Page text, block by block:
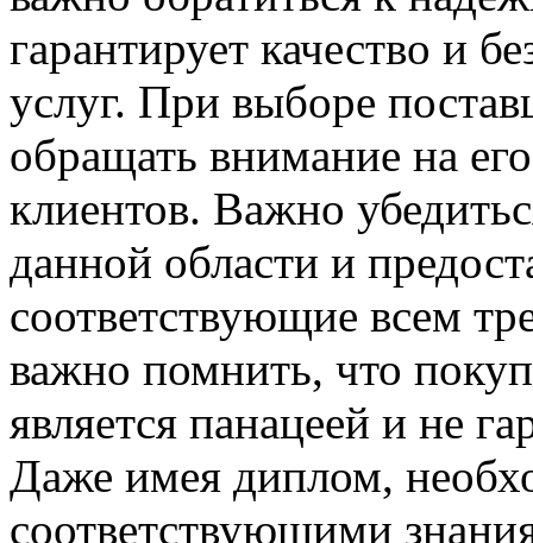
гарантирует качество и
услуг. При выборе
обращать внимание на
клиентов. Важно
данной области и
соответствующие всем
важно помнить, что
является панацеей и не
Даже имея диплом,
соответствующими